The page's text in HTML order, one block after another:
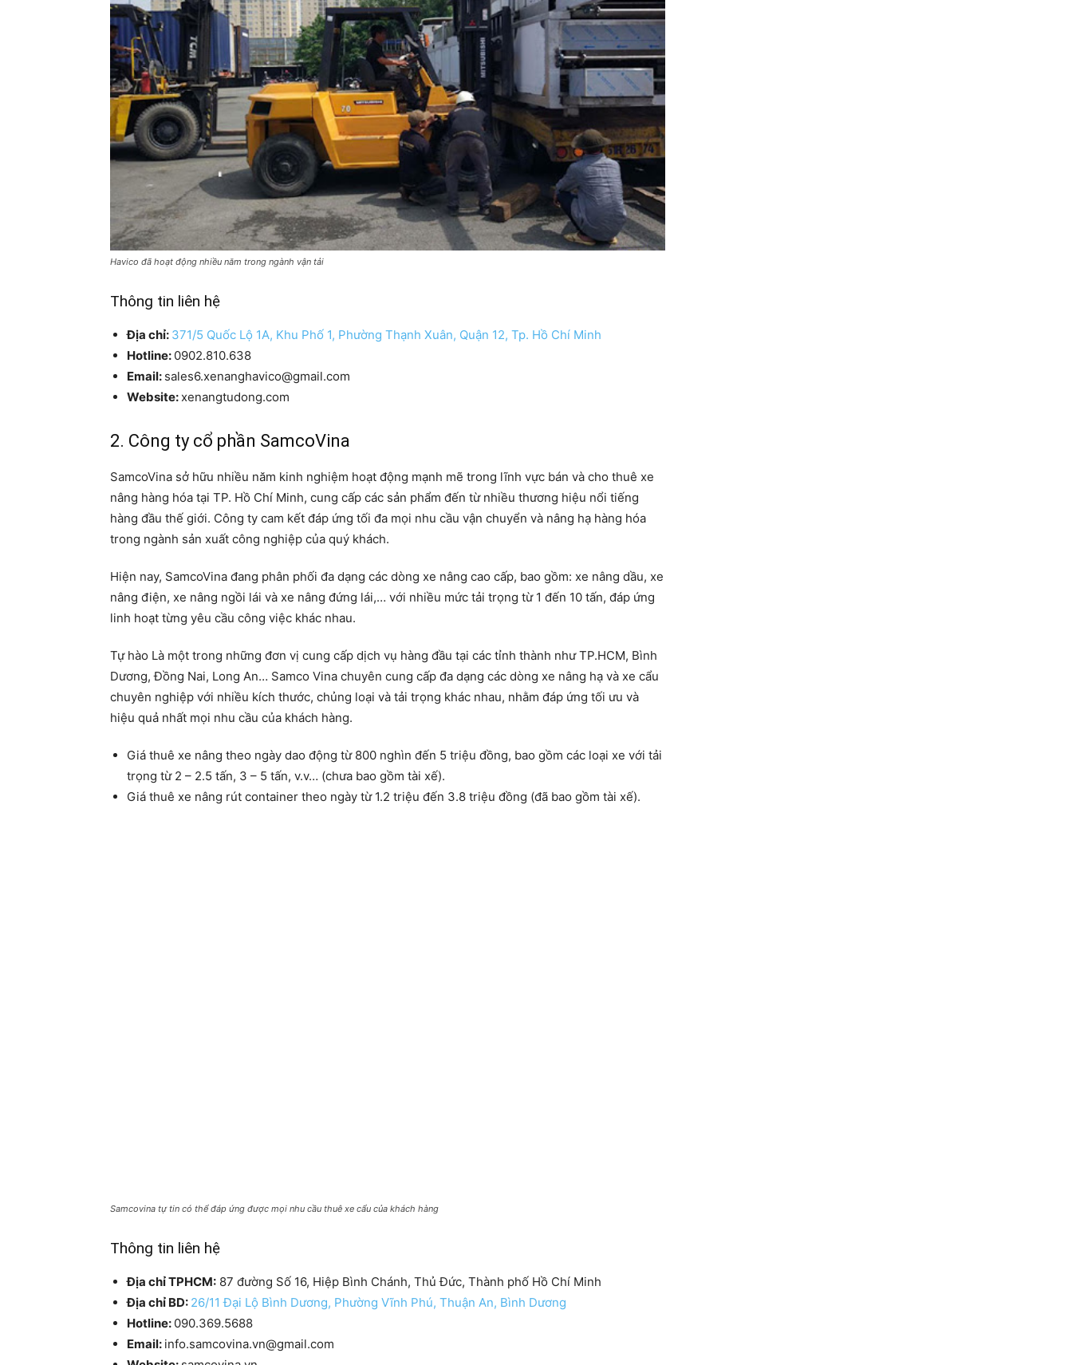
Havico đã hoạt động nhiều năm trong ngành vận tải
Thông tin liên hệ
Địa chỉ: 371/5 Quốc Lộ 1A, Khu Phố 1, Phường Thạnh Xuân, Quận 12, Tp. Hồ Chí Minh
Hotline: 0902.810.638
Email: sales6.xenanghavico@gmail.com
Website: xenangtudong.com
2. Công ty cổ phần SamcoVina
SamcoVina sở hữu nhiều năm kinh nghiệm hoạt động mạnh mẽ trong lĩnh vực bán và cho thuê xe
nâng hàng hóa tại TP. Hồ Chí Minh, cung cấp các sản phẩm đến từ nhiều thương hiệu nổi tiếng
hàng đầu thế giới. Công ty cam kết đáp ứng tối đa mọi nhu cầu vận chuyển và nâng hạ hàng hóa
trong ngành sản xuất công nghiệp của quý khách.
Hiện nay, SamcoVina đang phân phối đa dạng các dòng xe nâng cao cấp, bao gồm: xe nâng dầu, xe
nâng điện, xe nâng ngồi lái và xe nâng đứng lái,… với nhiều mức tải trọng từ 1 đến 10 tấn, đáp ứng
linh hoạt từng yêu cầu công việc khác nhau.
Tự hào Là một trong những đơn vị cung cấp dịch vụ hàng đầu tại các tỉnh thành như TP.HCM, Bình
Dương, Đồng Nai, Long An… Samco Vina chuyên cung cấp đa dạng các dòng xe nâng hạ và xe cẩu
chuyên nghiệp với nhiều kích thước, chủng loại và tải trọng khác nhau, nhằm đáp ứng tối ưu và
hiệu quả nhất mọi nhu cầu của khách hàng.
Giá thuê xe nâng theo ngày dao động từ 800 nghìn đến 5 triệu đồng, bao gồm các loại xe với tải
trọng từ 2 – 2.5 tấn, 3 – 5 tấn, v.v… (chưa bao gồm tài xế).
Giá thuê xe nâng rút container theo ngày từ 1.2 triệu đến 3.8 triệu đồng (đã bao gồm tài xế).
Samcovina tự tin có thể đáp ứng được mọi nhu cầu thuê xe cẩu của khách hàng
Thông tin liên hệ
Địa chỉ TPHCM: 87 đường Số 16, Hiệp Bình Chánh, Thủ Đức, Thành phố Hồ Chí Minh
Địa chỉ BD: 26/11 Đại Lộ Bình Dương, Phường Vĩnh Phú, Thuận An, Bình Dương
Hotline: 090.369.5688
Email: info.samcovina.vn@gmail.com